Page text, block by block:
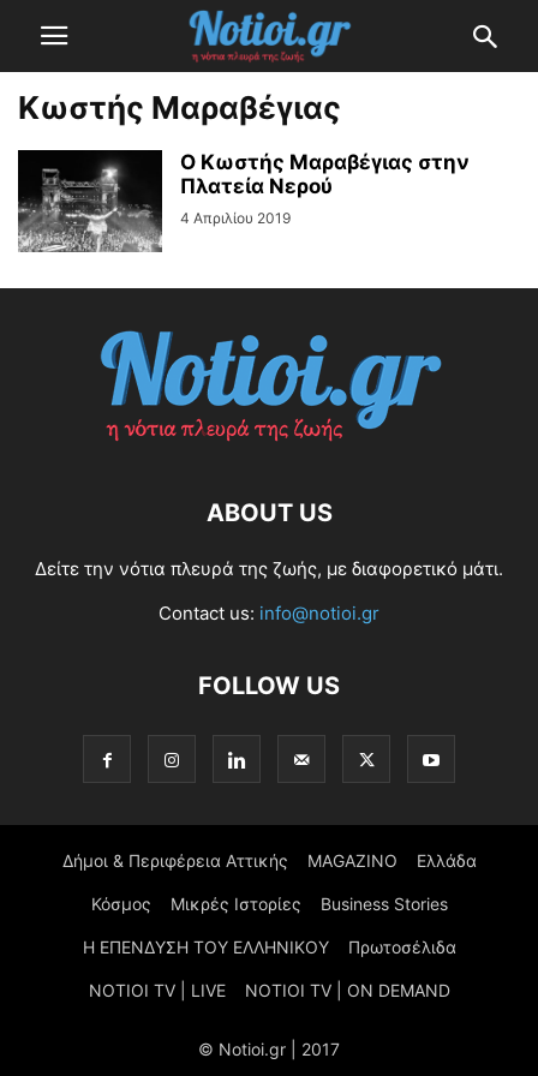
Κωστής Μαραβέγιας
Ο Κωστής Μαραβέγιας στην
Πλατεία Νερού
4 Απριλίου 2019
ABOUT US
Δείτε την νότια πλευρά της ζωής, με διαφορετικό μάτι.
Contact us: info@notioi.gr
FOLLOW US
Δήμοι & Περιφέρεια Αττικής MAGAZINO Ελλάδα
Κόσμος Μικρές Ιστορίες Business Stories
Η ΕΠΕΝΔΥΣΗ ΤΟΥ ΕΛΛΗΝΙΚΟΥ Πρωτοσέλιδα
NOTIOI TV | LIVE NOTIOI TV | ON DEMAND
© Notioi.gr | 2017